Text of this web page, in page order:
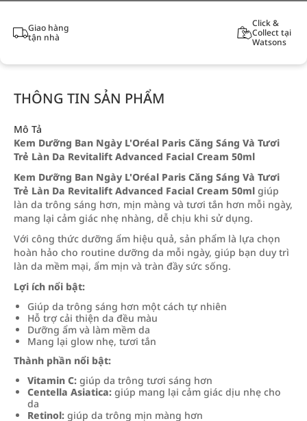
Giao hàng
tận nhà
Click &
Collect tại
Watsons
THÔNG TIN SẢN PHẨM
Mô Tả
Kem Dưỡng Ban Ngày L'Oréal Paris Căng Sáng Và Tươi
Trẻ Làn Da Revitalift Advanced Facial Cream 50ml
Kem Dưỡng Ban Ngày L'Oréal Paris Căng Sáng Và Tươi
Trẻ Làn Da Revitalift Advanced Facial Cream 50ml giúp
làn da trông sáng hơn, mịn màng và tươi tắn hơn mỗi ngày,
mang lại cảm giác nhẹ nhàng, dễ chịu khi sử dụng.
Với công thức dưỡng ẩm hiệu quả, sản phẩm là lựa chọn
hoàn hảo cho routine dưỡng da mỗi ngày, giúp bạn duy trì
làn da mềm mại, ẩm mịn và tràn đầy sức sống.
Lợi ích nổi bật:
Giúp da trông sáng hơn một cách tự nhiên
Hỗ trợ cải thiện da đều màu
Dưỡng ẩm và làm mềm da
Mang lại glow nhẹ, tươi tắn
Thành phần nổi bật:
Vitamin C: giúp da trông tươi sáng hơn
Centella Asiatica: giúp mang lại cảm giác dịu nhẹ cho
da
Retinol: giúp da trông mịn màng hơn